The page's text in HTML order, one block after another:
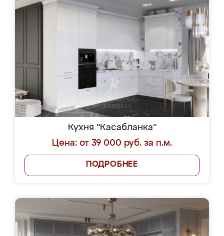
Кухня "Касабланка"
Цена: от 39 000 руб. за п.м.
ПОДРОБНЕЕ